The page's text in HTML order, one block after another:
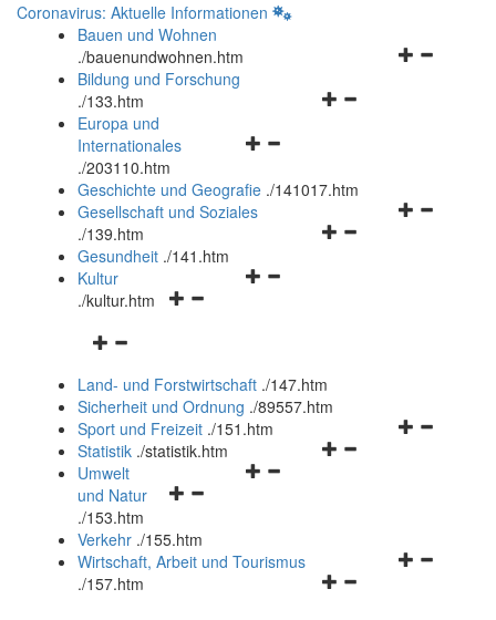
Coronavirus: Aktuelle Informationen
Bauen und Wohnen
./bauenundwohnen.htm
Navigationsmenü
Bildung und Forschung
./133.htm
Navigationsmenü
und
schließen
Europa und
Internationales
./203110.htm
Geschichte und Geografie ./141017.htm
Navigationsmenü
Gesellschaft und Soziales
./139.htm
Navigationsmenü
Gesundheit ./141.htm
Navigationsmenü
Kultur
./kultur.htm
Navigationsmenü
und
schließen
Land- und Forstwirtschaft ./147.htm
Sicherheit und Ordnung ./89557.htm
Navigationsmenü
Sport und Freizeit ./151.htm
Navigationsmenü
Statistik ./statistik.htm
Navigationsmenü
und
schließen
Umwelt
und Natur
./153.htm
Verkehr ./155.htm
Navigationsmenü
Wirtschaft, Arbeit und Tourismus
./157.htm